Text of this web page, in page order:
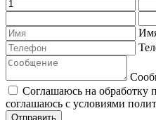
Соглашаюсь на обработку
соглашаюсь с условиями